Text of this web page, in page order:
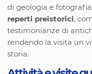
di geologia e
reperti preistorici,
testimonianze di
rendendo la visita un
storia.